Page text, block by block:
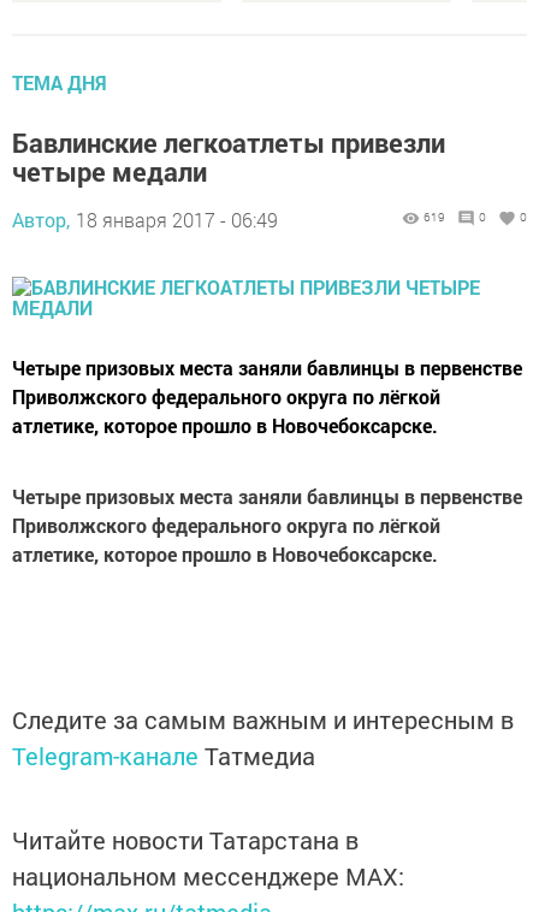
ТЕМА ДНЯ
Бавлинские легкоатлеты привезли
четыре медали
Автор, 18 января 2017 - 06:49 619 0 0
Четыре призовых места заняли бавлинцы в первенстве
Приволжского федерального округа по лёгкой
атлетике, которое прошло в Новочебоксарске.
Четыре призовых места заняли бавлинцы в первенстве
Приволжского федерального округа по лёгкой
атлетике, которое прошло в Новочебоксарске.
Следите за самым важным и интересным в
Telegram-канале Татмедиа
Читайте новости Татарстана в
национальном мессенджере MАХ: